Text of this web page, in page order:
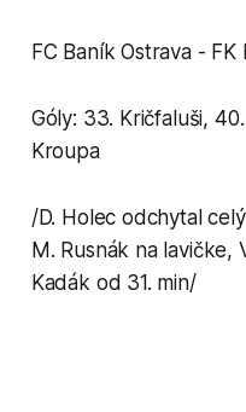
FC Baník Ostrava -
Góly: 33. Kričfaluši,
Kroupa
/D. Holec odchytal
M. Rusnák na lavičke,
Kadák od 31. min/